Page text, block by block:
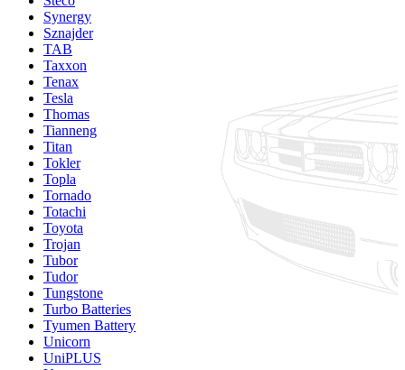
Synergy
Sznajder
TAB
Taxxon
Tenax
Tesla
Thomas
Tianneng
Titan
Tokler
Topla
Tornado
Totachi
Toyota
Trojan
Tubor
Tudor
Tungstone
Turbo Batteries
Tyumen Battery
Unicorn
UniPLUS